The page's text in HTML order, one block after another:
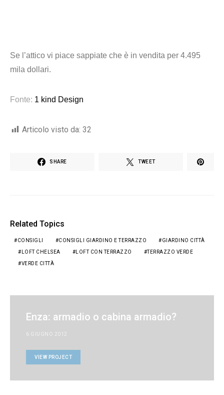
Se l’attico vi piace sappiate che è in vendita per 4.495
mila dollari.
Fonte: 1 kind Design
Articolo visto da: 32
SHARE TWEET
Related Topics
CONSIGLI CONSIGLI GIARDINO E TERRAZZO GIARDINO CITTÀ
LOFT CHELSEA LOFT CON TERRAZZO TERRAZZO VERDE
VERDE CITTÀ
Enza: armadio o cabina armadio?
6 GIUGNO 2012
VIEW PROJECT